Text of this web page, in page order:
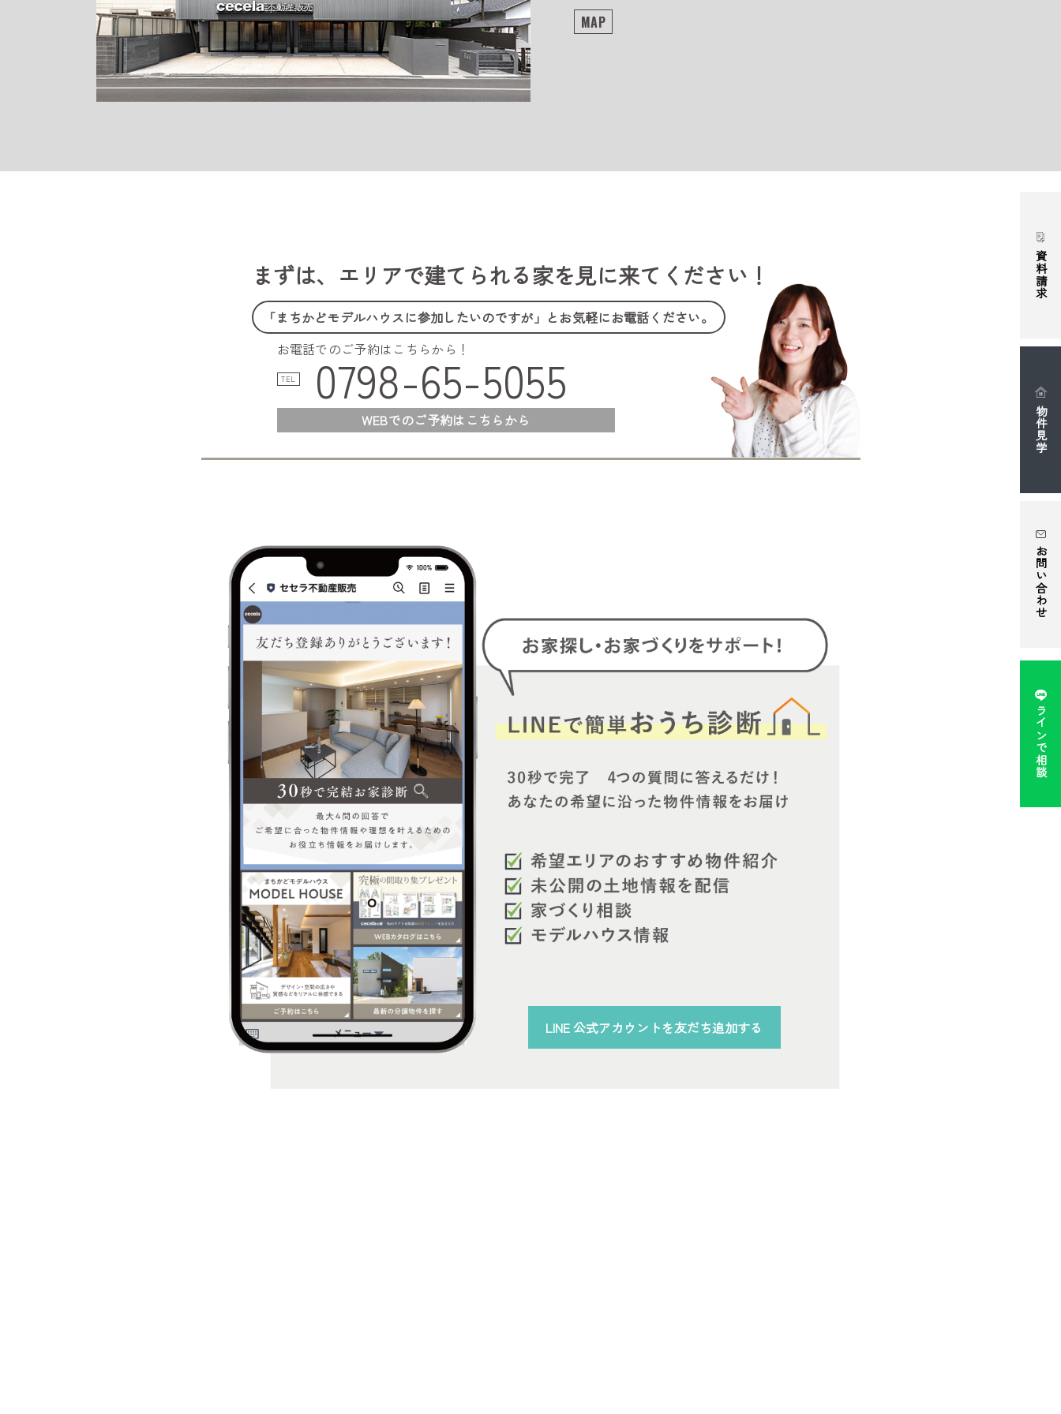
資料請求
物件見学
お問い合わせ
ラインで相談
MAP
まずは、エリアで建てられる家を見に来てください！
「まちかどモデルハウスに参加したいのですが」 とお気軽にお電話ください。
お電話でのご予約はこちらから！
TEL 0798-65-5055
WEBでのご予約はこちらから
LINE 公式アカウントを友だち追加する